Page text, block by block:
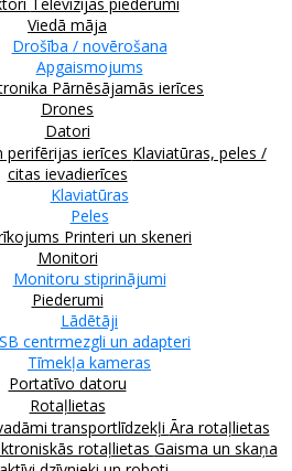
Viedā māja
Drošība / novērošana
Apgaismojums
Pārnēsājamās ierīces
Drones
Datori
perifērijas ierīces Klaviatūras, peles /
citas ievadierīces
Klaviatūras
Peles
Printeri un skeneri
Monitori
Monitoru stiprinājumi
Piederumi
Lādētāji
centrmezgli un adapteri
Tīmekļa kameras
Portatīvo datoru
Rotaļlietas
transportlīdzekļi Āra rotaļlietas
rotaļlietas Gaisma un skaņa